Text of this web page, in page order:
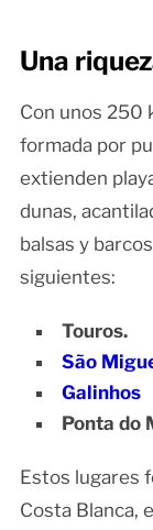
Una
Con unos 250
formada por
extienden
dunas,
balsas y
siguientes:
Touros.
São
Galinhos
Ponta do
Estos lugares
Costa Blanca,